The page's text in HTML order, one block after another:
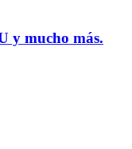
y mucho más.